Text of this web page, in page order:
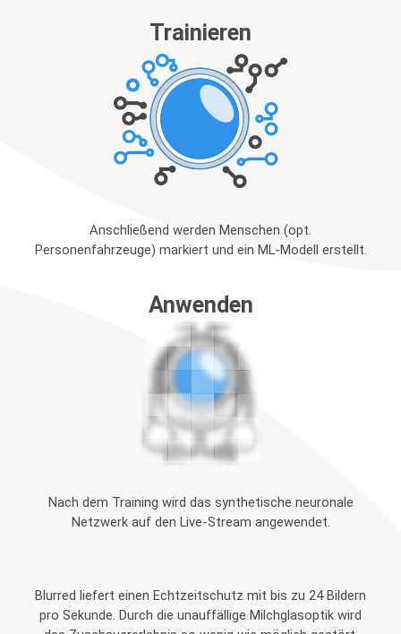
Trainieren
Anschließend werden Menschen (opt.
Personenfahrzeuge) markiert und ein ML-Modell erstellt.
Anwenden
Nach dem Training wird das synthetische neuronale
Netzwerk auf den Live-Stream angewendet.
Blurred liefert einen Echtzeitschutz mit bis zu 24 Bildern
pro Sekunde. Durch die unauffällige Milchglasoptik wird